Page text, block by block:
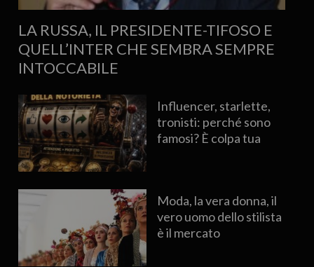
LA RUSSA, IL PRESIDENTE-TIFOSO E
QUELL’INTER CHE SEMBRA SEMPRE
INTOCCABILE
Influencer, starlette,
tronisti: perché sono
famosi? È colpa tua
Moda, la vera donna, il
vero uomo dello stilista
è il mercato